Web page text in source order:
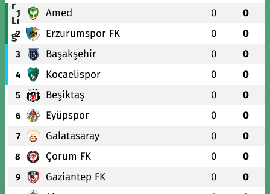
1 Amed 0 0
2 Erzurumspor FK 0 0
3 Başakşehir 0 0
4 Kocaelispor 0 0
5 Beşiktaş 0 0
6 Eyüpspor 0 0
7 Galatasaray 0 0
8 Çorum FK 0 0
9 Gaziantep FK 0 0